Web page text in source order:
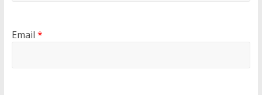
Email *